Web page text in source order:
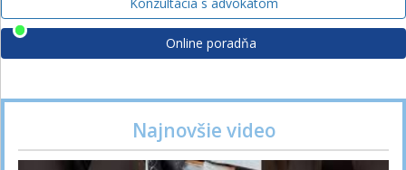
Online poradňa
Najnovšie video